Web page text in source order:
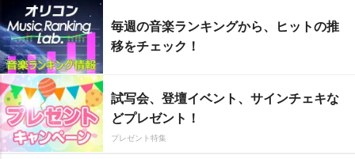
毎週の音楽ランキングから、ヒットの推
移をチェック！
試写会、登壇イベント、サインチェキな
どプレゼント！
プレゼント特集